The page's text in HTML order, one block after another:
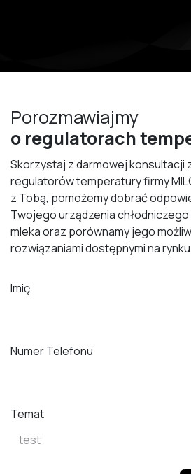
Porozmawiajmy
o regulatorach
Skorzystaj z darmowej konsultacji
regulatorów temperatury firmy
z Tobą, pomożemy dobrać
Twojego urządzenia chłodniczego
mleka oraz porównamy jego
rozwiązaniami dostępnymi na
Imię
Numer Telefonu
Temat